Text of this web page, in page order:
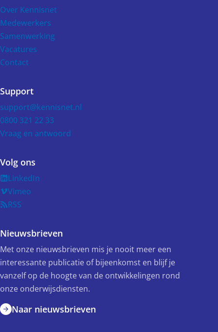
Over Kennisnet
Medewerkers
Samenwerking
Vacatures
Contact
Support
support@kennisnet.nl
0800 321 22 33
Vraag en antwoord
Volg ons
LinkedIn
Vimeo
RSS
Nieuwsbrieven
Met onze nieuwsbrieven mis je nooit meer een
interessante publicatie of bijeenkomst en blijf je
vanzelf op de hoogte van de ontwikkelingen rond
onze onderwijsdiensten.
Naar nieuwsbrieven